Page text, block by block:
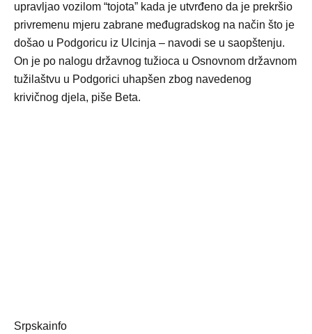
upravljao vozilom “tojota” kada je utvrđeno da je prekršio
privremenu mjeru zabrane međugradskog na način što je
došao u Podgoricu iz Ulcinja – navodi se u saopštenju.
On je po nalogu državnog tužioca u Osnovnom državnom
tužilaštvu u Podgorici uhapšen zbog navedenog
krivičnog djela, piše Beta.
Srpskainfo